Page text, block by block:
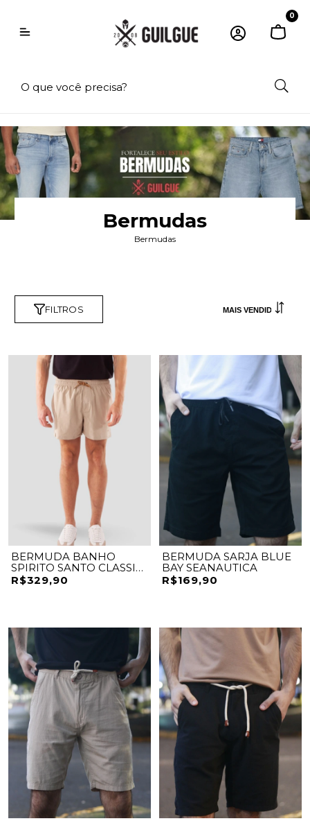
0
Bermudas
Bermudas
FILTROS
BERMUDA BANHO
SPIRITO SANTO CLASSIC
MINIMAL
R$329,90
BERMUDA SARJA BLUE
BAY SEANAUTICA
R$169,90